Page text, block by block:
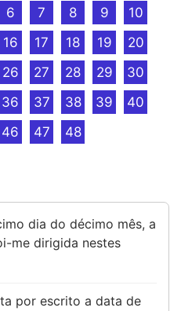
6 7 8 9
10
16 17 18 19
20
26 27 28 29
30
36 37 38 39
40
46 47 48
dia do décimo mês, a
me dirigida nestes
por escrito a data de